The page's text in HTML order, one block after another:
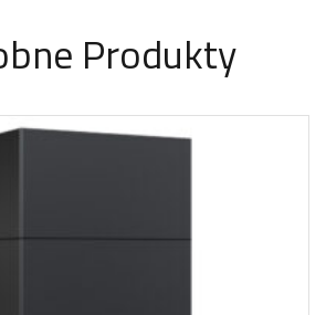
Produkty